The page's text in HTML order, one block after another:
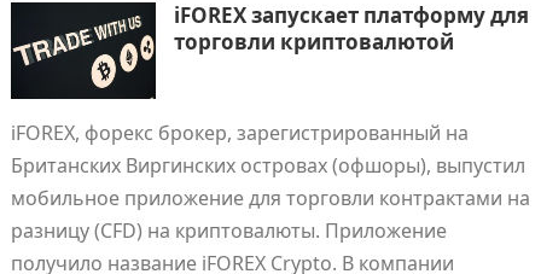
iFOREX запускает платформу для
торговли криптовалютой
iFOREX, форекс брокер, зарегистрированный на
Британских Виргинских островах (офшоры), выпустил
мобильное приложение для торговли контрактами на
разницу (CFD) на криптовалюты. Приложение
получило название iFOREX Crypto. В компании